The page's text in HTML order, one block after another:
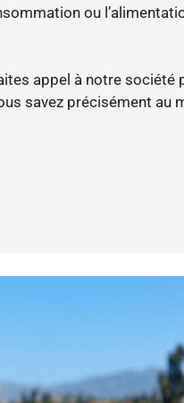
ou
appel à notre société
savez précisément au